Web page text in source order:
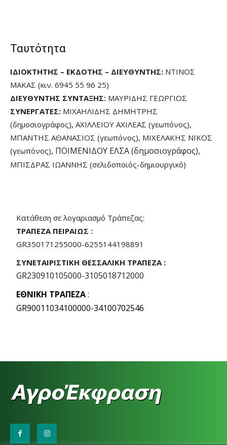
Ταυτότητα
ΙΔΙΟΚΤΗΤΗΣ – ΕΚΔΟΤΗΣ – ΔΙΕΥΘΥΝΤΗΣ: ΝΤΙΝΟΣ
ΜΑΚΑΣ (κιν. 6945 55 96 25)
ΔΙΕΥΘΥΝΤΗΣ ΣΥΝΤΑΞΗΣ: ΜΑΥΡΙΔΗΣ ΓΕΩΡΓΙΟΣ
ΣΥΝΕΡΓΑΤΕΣ: ΜΙΧΑΗΛΙΔΗΣ ΔΗΜΗΤΡΗΣ
(δημοσιογράφος), ΑΧΙΛΛΕΙΟΥ ΑΧΙΛΕΑΣ (γεωπόνος),
ΜΠΑΝΤΗΣ ΑΘΑΝΑΣΙΟΣ (γεωπόνος), ΜΙΧΕΛΑΚΗΣ ΝΙΚΟΣ
(γεωπόνος), ΠΟΙΜΕΝΙΔΟΥ ΕΛΣΑ (δημοσιογράφος),
ΜΠΙΣΔΡΑΣ ΙΩΑΝΝΗΣ (σελιδοποιός-δημιουργικό)
Κατάθεση σε λογαριασμό Τράπεζας:
ΤΡΑΠΕΖΑ ΠΕΙΡΑΙΩΣ :
GR350171255000-6255144198891
ΣΥΝΕΤΑΙΡΙΣΤΙΚΗ ΘΕΣΣΑΛΙΚΗ ΤΡΑΠΕΖΑ :
GR230910105000-3105018712000
EΘNIKH ΤΡΑΠΕΖΑ:
GR90011034100000-34100702546